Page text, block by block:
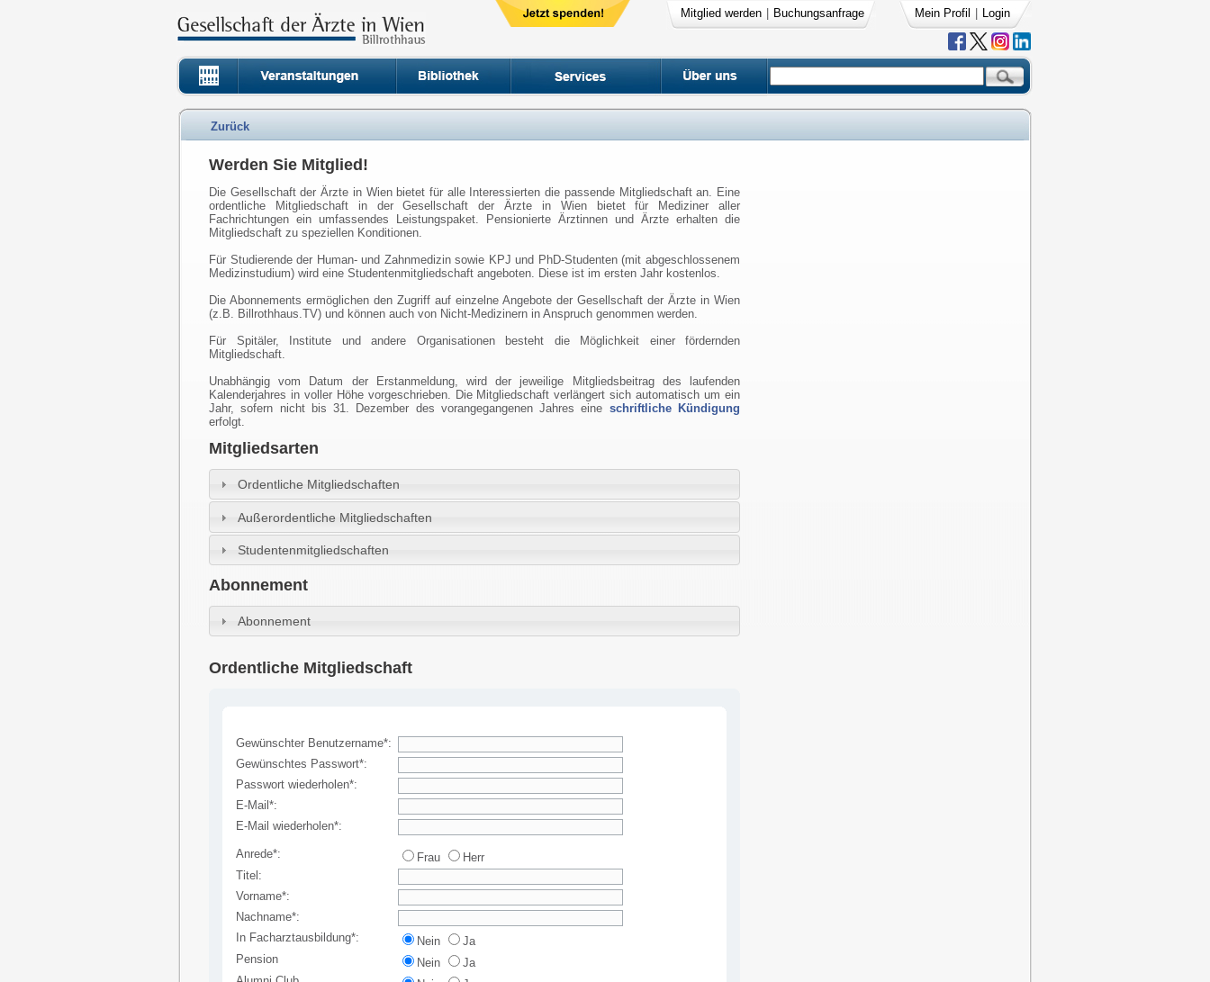
Mitglied werden Buchungsanfrage Mein Profil Login
Zurück
Werden Sie Mitglied!
Die Gesellschaft der Ärzte in Wien bietet für alle Interessierten die passende Mitgliedschaft an. Eine
ordentliche Mitgliedschaft in der Gesellschaft der Ärzte in Wien bietet für Mediziner aller
Fachrichtungen ein umfassendes Leistungspaket. Pensionierte Ärztinnen und Ärzte erhalten die
Mitgliedschaft zu speziellen Konditionen.
Für Studierende der Human- und Zahnmedizin sowie KPJ und PhD-Studenten (mit abgeschlossenem
Medizinstudium) wird eine Studentenmitgliedschaft angeboten. Diese ist im ersten Jahr kostenlos.
Die Abonnements ermöglichen den Zugriff auf einzelne Angebote der Gesellschaft der Ärzte in Wien
(z.B. Billrothhaus.TV) und können auch von Nicht-Medizinern in Anspruch genommen werden.
Für Spitäler, Institute und andere Organisationen besteht die Möglichkeit einer fördernden
Mitgliedschaft.
Unabhängig vom Datum der Erstanmeldung, wird der jeweilige Mitgliedsbeitrag des laufenden
Kalenderjahres in voller Höhe vorgeschrieben. Die Mitgliedschaft verlängert sich automatisch um ein
Jahr, sofern nicht bis 31. Dezember des vorangegangenen Jahres eine schriftliche Kündigung
erfolgt.
Mitgliedsarten
Ordentliche Mitgliedschaften
Außerordentliche Mitgliedschaften
Studentenmitgliedschaften
Abonnement
Abonnement
Ordentliche Mitgliedschaft
Gewünschter Benutzername*:
Gewünschtes Passwort*:
Passwort wiederholen*:
E-Mail*:
E-Mail wiederholen*:
Anrede*: Frau
Herr
Titel:
Vorname*:
Nachname*:
In Facharztausbildung*:
Nein
Ja
Pension
Nein
Ja